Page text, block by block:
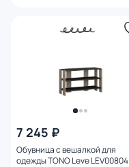
7 245 ₽
Обувница с вешалкой для
одежды TONO Leve LEV00804